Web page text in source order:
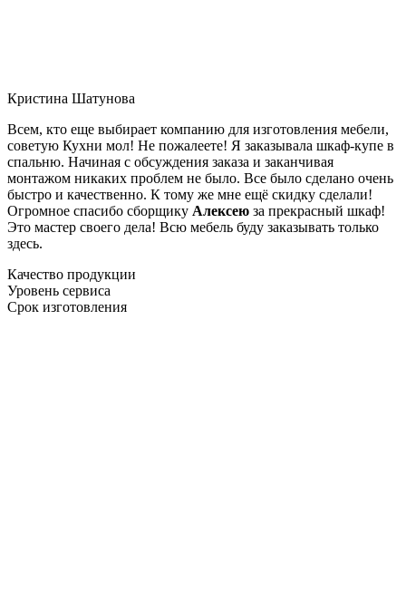
Кристина Шатунова
Всем, кто еще выбирает компанию для изготовления мебели,
советую Кухни мол! Не пожалеете! Я заказывала шкаф-купе в
спальню. Начиная с обсуждения заказа и заканчивая
монтажом никаких проблем не было. Все было сделано очень
быстро и качественно. К тому же мне ещё скидку сделали!
Огромное спасибо сборщику Алексею за прекрасный шкаф!
Это мастер своего дела! Всю мебель буду заказывать только
здесь.
Качество продукции
Уровень сервиса
Срок изготовления